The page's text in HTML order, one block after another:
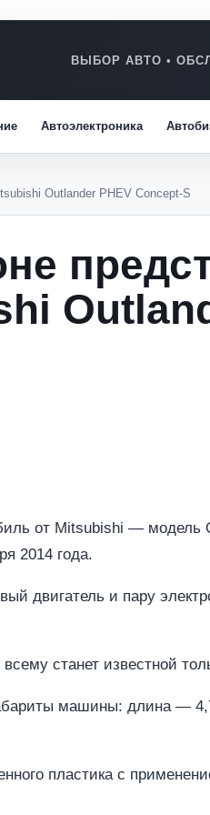
Автоэлектроника
Outlander PHEV Concept-S
от Mitsubishi — модель
2014 года.
двигатель и пару
станет известной
машины: длина
пластика с